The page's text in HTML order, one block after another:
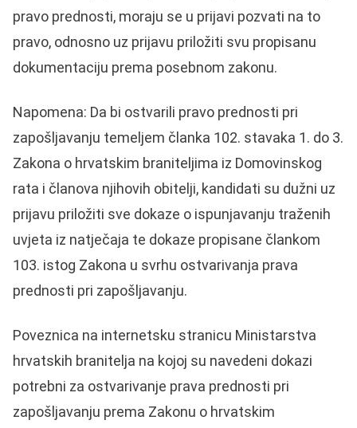
pravo prednosti, moraju se u prijavi pozvati na to
pravo, odnosno uz prijavu priložiti svu propisanu
dokumentaciju prema posebnom zakonu.
Napomena: Da bi ostvarili pravo prednosti pri
zapošljavanju temeljem članka 102. stavaka 1. do 3.
Zakona o hrvatskim braniteljima iz Domovinskog
rata i članova njihovih obitelji, kandidati su dužni uz
prijavu priložiti sve dokaze o ispunjavanju traženih
uvjeta iz natječaja te dokaze propisane člankom
103. istog Zakona u svrhu ostvarivanja prava
prednosti pri zapošljavanju.
Poveznica na internetsku stranicu Ministarstva
hrvatskih branitelja na kojoj su navedeni dokazi
potrebni za ostvarivanje prava prednosti pri
zapošljavanju prema Zakonu o hrvatskim